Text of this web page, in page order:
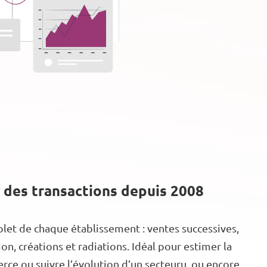
transactions depuis 2008
de chaque établissement : ventes successives,
créations et radiations. Idéal pour estimer la
ou suivre l’évolution d’un secteuru, ou encore